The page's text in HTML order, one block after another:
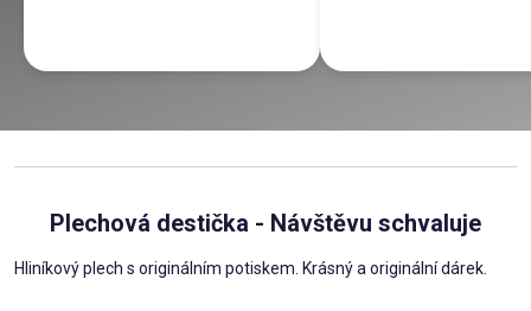
Plechová destička - Návštěvu schvaluje
Hliníkový plech s originálním potiskem. Krásný a originální dárek.